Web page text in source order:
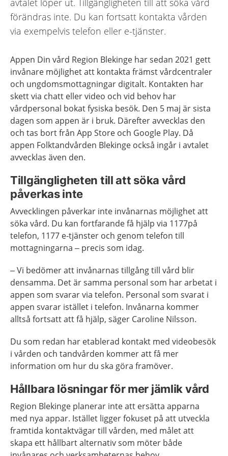
avtalet löper ut. Tillgängligheten till att söka vård
förändras inte. Du kan fortsatt kontakta vården
via exempelvis telefon eller e-tjänster.
Appen Din vård Region Blekinge har sedan 2021 gett
invånare möjlighet att kontakta främst vårdcentraler
och ungdomsmottagningar digitalt. Kontakten har
skett via chatt eller video och vid behov har
vårdpersonal bokat fysiska besök. Den 5 maj är sista
dagen som appen är i bruk. Därefter avvecklas den
och tas bort från App Store och Google Play. Då
appen Folktandvården Blekinge också ingår i avtalet
avvecklas även den.
Tillgängligheten till att söka vård
påverkas inte
Avvecklingen påverkar inte invånarnas möjlighet att
söka vård. Du kan fortfarande få hjälp via 1177på
telefon, 1177 e-tjänster och genom telefon till
mottagningarna – precis som idag.
– Vi bedömer att invånarnas tillgång till vård blir
densamma. Det är samma personal som har arbetat i
appen som svarar via telefon. Personal som svarat i
appen svarar istället i telefon. Invånarna kommer
alltså fortsatt att få hjälp, säger Caroline Nilsson.
Du som redan har etablerad kontakt med videobesök
i vården och tandvården kommer att få mer
information om hur du ska göra framöver.
Hållbara lösningar för mer jämlik vård
Region Blekinge planerar inte att ersätta apparna
med nya appar. Istället ligger fokuset på att utveckla
framtida kontaktvägar till vården, med målet att
skapa ett hållbart alternativ som möter både